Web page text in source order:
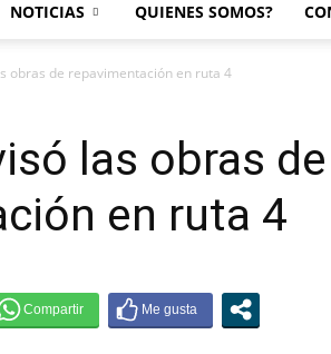
NOTICIAS QUIENES SOMOS?
obras de repavimentación en ruta 4
las obras de
en ruta 4